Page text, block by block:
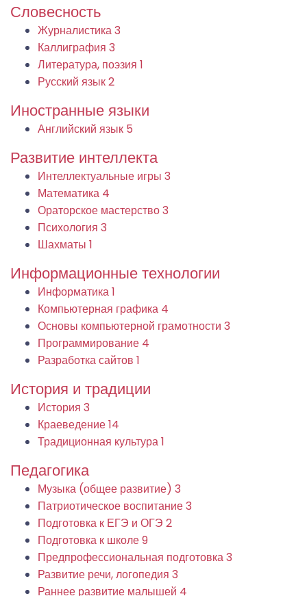
Словесность
Журналистика3
Каллиграфия 3
Литература, поэзия 1
Русский язык2
Иностранные языки
Английский язык 5
Развитие интеллекта
Интеллектуальные игры 3
Математика 4
Ораторское мастерство3
Психология 3
Шахматы 1
Информационные технологии
Информатика1
Компьютерная графика 4
Основы компьютерной грамотности 3
Программирование 4
Разработка сайтов 1
История и традиции
История 3
Краеведение14
Традиционная культура1
Педагогика
Музыка (общее развитие) 3
Патриотическое воспитание3
Подготовка к ЕГЭ и ОГЭ 2
Подготовка к школе9
Предпрофессиональная подготовка3
Развитие речи, логопедия 3
Раннее развитие малышей 4